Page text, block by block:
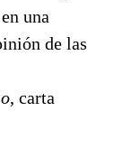
una
de las
, carta